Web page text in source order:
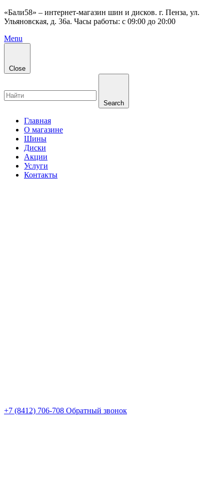
«Бали58» – интернет-магазин шин и дисков. г. Пенза, ул.
Ульяновская, д. 36а. Часы работы: с 09:00 до 20:00
Menu
Close
Search
Главная
О магазине
Шины
Диски
Акции
Услуги
Контакты
+7 (8412) 706-708 Обратный звонок